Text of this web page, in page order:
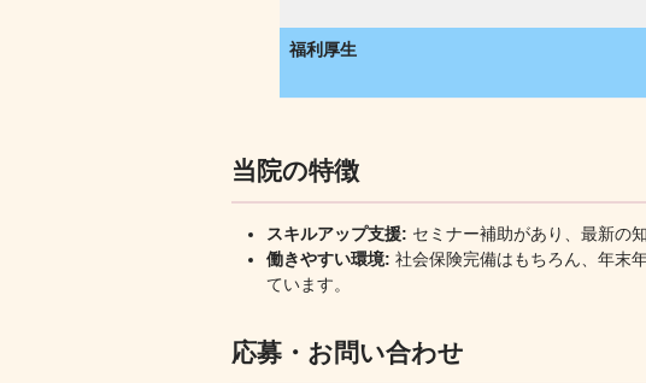
福利厚生
当院の特徴
スキルアップ支援: セミナー補助があり、最新の
働きやすい環境: 社会保険完備はもちろん、年末
ています。
応募・お問い合わせ